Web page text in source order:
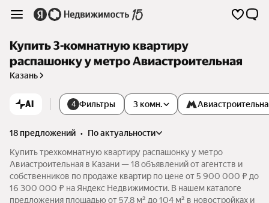
Купить 3-комнатную квартиру
распашонку у метро Авиастроительная
Казань
AI 4 Фильтры 3 комн.
18 предложений •
по актуальности
Купить трехкомнатную квартиру распашонку у метро
Авиастроительная в Казани — 18 объявлений от агентств и
собственников по продаже квартир по цене от 5 900 000 ₽ до
16 300 000 ₽ на Яндекс Недвижимости. В нашем каталоге
предложения площадью от 57,8 м² до 104 м² в новостройках и